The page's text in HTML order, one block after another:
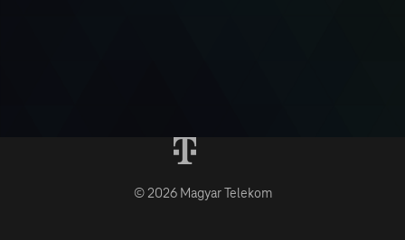
© 2026 Magyar Telekom